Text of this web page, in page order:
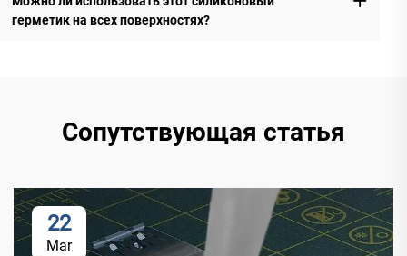
герметик на всех поверхностях?
Сопутствующая статья
22
Mar